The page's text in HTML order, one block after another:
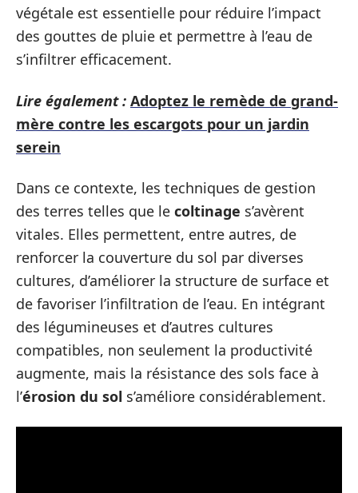
végétale est essentielle pour réduire l’impact
des gouttes de pluie et permettre à l’eau de
s’infiltrer efficacement.
Lire également : Adoptez le remède de grand-
mère contre les escargots pour un jardin
serein
Dans ce contexte, les techniques de gestion
des terres telles que le coltinage s’avèrent
vitales. Elles permettent, entre autres, de
renforcer la couverture du sol par diverses
cultures, d’améliorer la structure de surface et
de favoriser l’infiltration de l’eau. En intégrant
des légumineuses et d’autres cultures
compatibles, non seulement la productivité
augmente, mais la résistance des sols face à
l’érosion du sol s’améliore considérablement.